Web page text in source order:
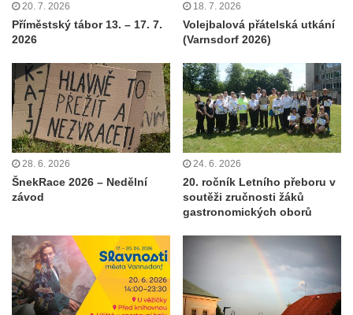
20. 7. 2026
Příměstský tábor 13. – 17. 7.
2026
18. 7. 2026
Volejbalová přátelská utkání
(Varnsdorf 2026)
28. 6. 2026
ŠnekRace 2026 – Nedělní
závod
24. 6. 2026
20. ročník Letního přeboru v
soutěži zručnosti žáků
gastronomických oborů